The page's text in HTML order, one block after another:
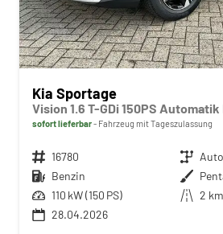
Kia Sportage
sofort lieferbar Fahrzeug mit Tageszulassung
Fahrzeugnr. 16780 Getriebe
Kraftstoff Benzin Außenfarbe
Leistung 110 kW (150 PS) Kilometerstand 2 km
28.04.2026